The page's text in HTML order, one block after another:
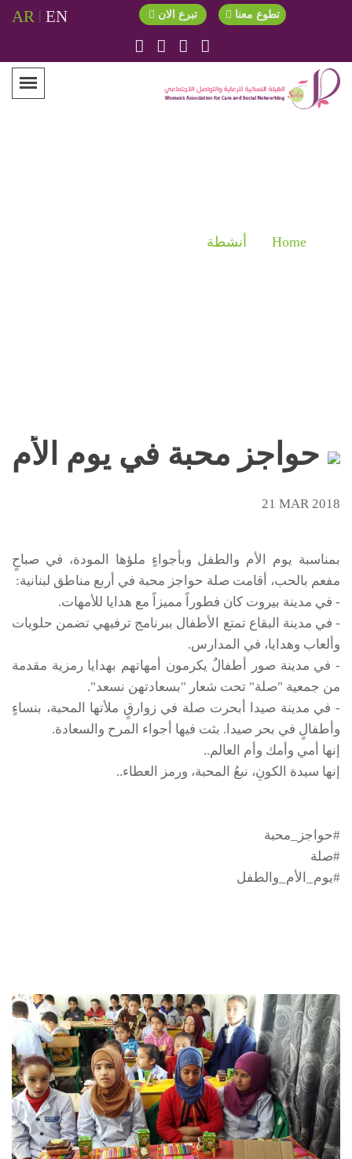
EN
|
AR تطوع معنا تبرع الان
Home أنشطة
حواجز محبة في يوم الأم
21 MAR 2018
بمناسبة يوم الأم والطفل وبأجواءٍ ملؤها المودة، في صباحٍ
مفعم بالحب، أقامت صلة حواجز محبة في أربع مناطق لبنانية:
- في مدينة بيروت كان فطوراً مميزاً مع هدايا للأمهات.
- في مدينة البقاع تمتع الأطفال ببرنامج ترفيهي تضمن حلويات
وألعاب وهدايا، في المدارس.
- في مدينة صور أطفالٌ يكرمون أمهاتهم بهدايا رمزية مقدمة
من جمعية "صلة" تحت شعار "بسعادتهن نسعد".
- في مدينة صيدا أبحرت صلة في زوارقٍ ملأتها المحبة، بنساءٍ
وأطفالٍ في بحر صيدا. بثت فيها أجواء المرح والسعادة.
إنها أمي وأمك وأم العالم..
إنها سيدة الكونِ، نبعُ المحبة، ورمز العطاء..
#حواجز_محبة
#صلة
#يوم_الأم_والطفل